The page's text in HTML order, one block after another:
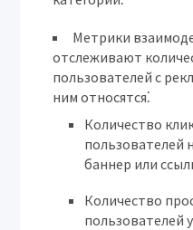
Метрики
отслеживают
пользователей с
ним относятся⁚
Количество
пользователей
баннер или
Количество
пользователей